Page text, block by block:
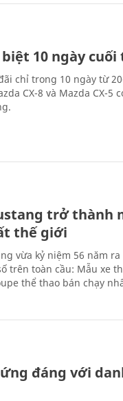
10 ngày cuối
chỉ trong 10 ngày từ
CX-8 và Mazda CX-5
trở thành
thế giới
vừa kỷ niệm 56 năm
trên toàn cầu: Mẫu xe
thể thao bán chạy
đáng với